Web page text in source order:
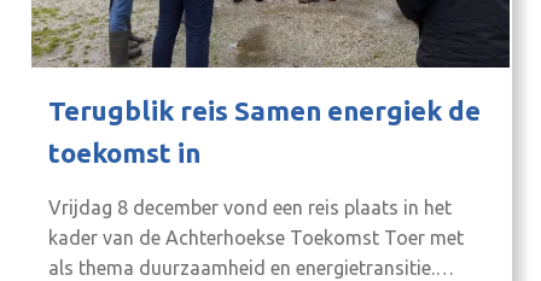
Terugblik reis Samen energiek de
toekomst in
Vrijdag 8 december vond een reis plaats in het
kader van de Achterhoekse Toekomst Toer met
als thema duurzaamheid en energietransitie.